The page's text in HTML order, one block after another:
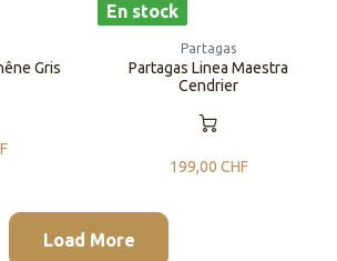
Gris
En stock
Partagas
Partagas Linea Maestra
Cendrier
199,00 CHF
Load More